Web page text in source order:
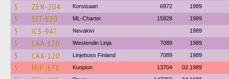
5 ZEN-204 Korsisaari 6972 1989
5 SJT-830 ML-Charter 15828 1989
5 ICS-947 Nevakivi 1989
5 CAA-120 Westendin Linja 7089 1989
5 CAA-120 Linjebuss Finland 7089 1989
5 MJP-678 Kuopion 13704 02.1989